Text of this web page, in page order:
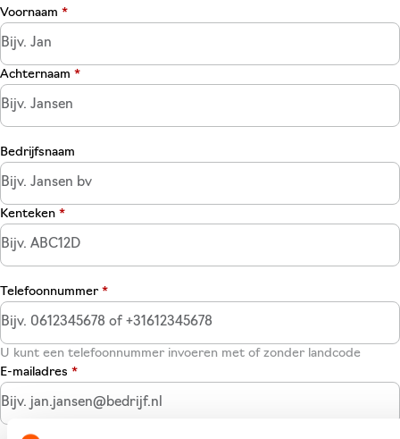
Voornaam *
Achternaam *
Bedrijfsnaam
Kenteken *
Telefoonnummer *
U kunt een telefoonnummer invoeren met of zonder landcode
E-mailadres *